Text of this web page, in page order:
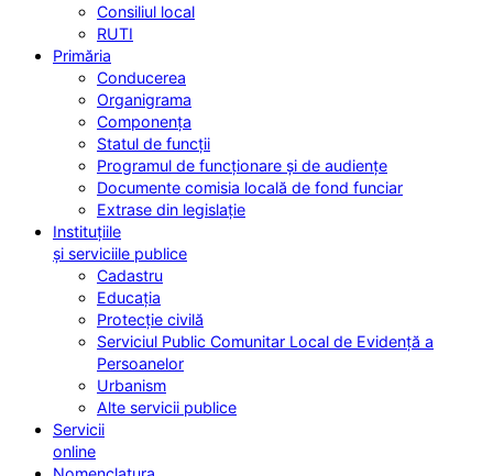
Consiliul local
RUTI
Primăria
Conducerea
Organigrama
Componența
Statul de funcții
Programul de funcționare și de audiențe
Documente comisia locală de fond funciar
Extrase din legislație
Instituțiile
și serviciile publice
Cadastru
Educația
Protecție civilă
Serviciul Public Comunitar Local de Evidență a
Persoanelor
Urbanism
Alte servicii publice
Servicii
online